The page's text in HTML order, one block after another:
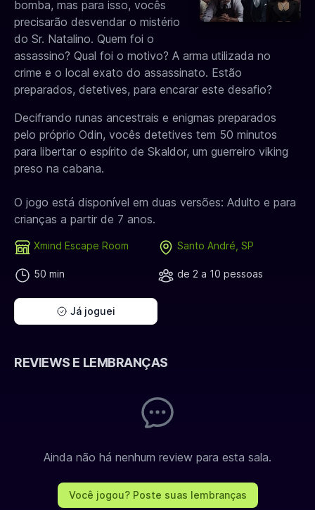
bomba, mas para isso, vocês
precisarão desvendar o mistério
do Sr. Natalino. Quem foi o
assassino? Qual foi o motivo? A arma utilizada no
crime e o local exato do assassinato. Estão
preparados, detetives, para encarar este desafio?
Decifrando runas ancestrais e enigmas preparados
pelo próprio Odin, vocês detetives tem 50 minutos
para libertar o espírito de Skaldor, um guerreiro viking
preso na cabana.
​O jogo está disponível em duas versões: Adulto e para
crianças a partir de 7 anos.
Xmind Escape Room Santo André, SP
50 min de 2 a 10 pessoas
Já joguei
REVIEWS E LEMBRANÇAS
Ainda não há nenhum review para esta sala.
Você jogou? Poste suas lembranças